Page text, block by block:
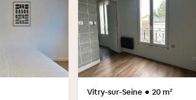
Vitry-sur-Seine 20m²